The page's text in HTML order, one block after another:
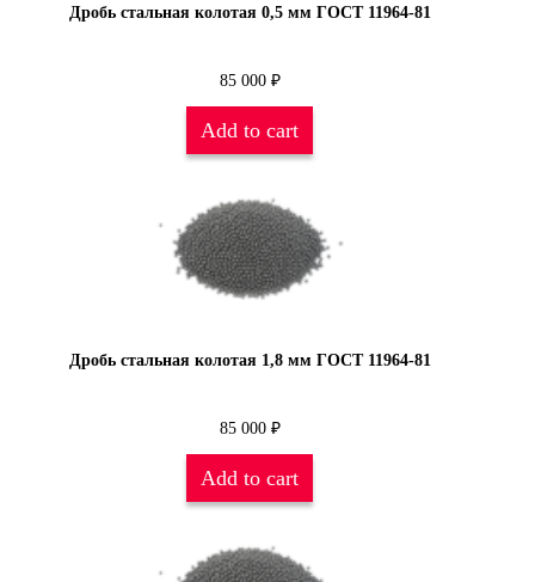
Дробь стальная колотая 0,5 мм ГОСТ 11964-81
85 000 ₽
Add to cart
Дробь стальная колотая 1,8 мм ГОСТ 11964-81
85 000 ₽
Add to cart